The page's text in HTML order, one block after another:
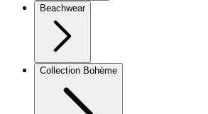
Beachwear
Collection Bohème